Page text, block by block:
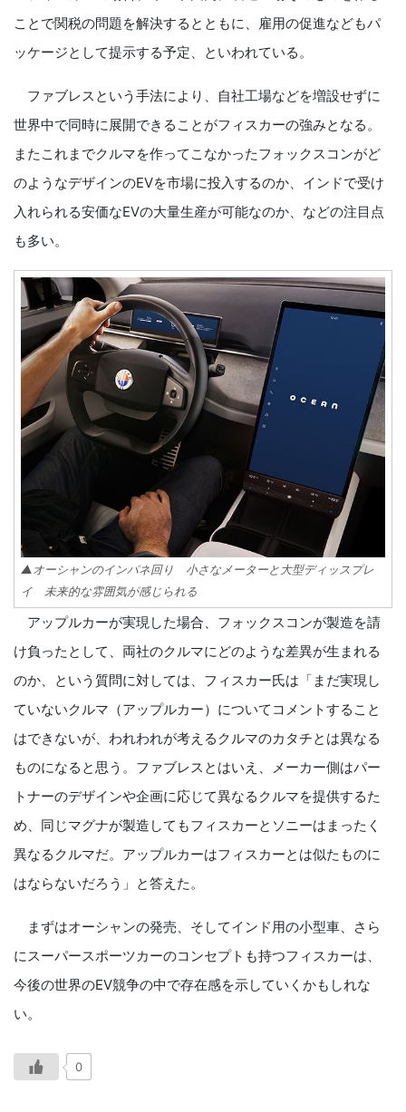
ことで関税の問題を解決するとともに、雇用の促進などもパ
ッケージとして提示する予定、といわれている。
ファブレスという手法により、自社工場などを増設せずに
世界中で同時に展開できることがフィスカーの強みとなる。
またこれまでクルマを作ってこなかったフォックスコンがど
のようなデザインのEVを市場に投入するのか、インドで受け
入れられる安価なEVの大量生産が可能なのか、などの注目点
も多い。
▲オーシャンのインパネ回り 小さなメーターと大型ディッスプレ
イ 未来的な雰囲気が感じられる
アップルカーが実現した場合、フォックスコンが製造を請
け負ったとして、両社のクルマにどのような差異が生まれる
のか、という質問に対しては、フィスカー氏は「まだ実現し
ていないクルマ（アップルカー）についてコメントすること
はできないが、われわれが考えるクルマのカタチとは異なる
ものになると思う。ファブレスとはいえ、メーカー側はパー
トナーのデザインや企画に応じて異なるクルマを提供するた
め、同じマグナが製造してもフィスカーとソニーはまったく
異なるクルマだ。アップルカーはフィスカーとは似たものに
はならないだろう」と答えた。
まずはオーシャンの発売、そしてインド用の小型車、さら
にスーパースポーツカーのコンセプトも持つフィスカーは、
今後の世界のEV競争の中で存在感を示していくかもしれな
い。
0